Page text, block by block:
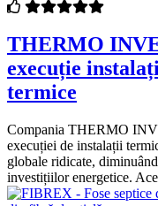
THERMO
execuție
termice
Compania THERMO
execuției de instalații
globale ridicate,
investițiilor energetice.